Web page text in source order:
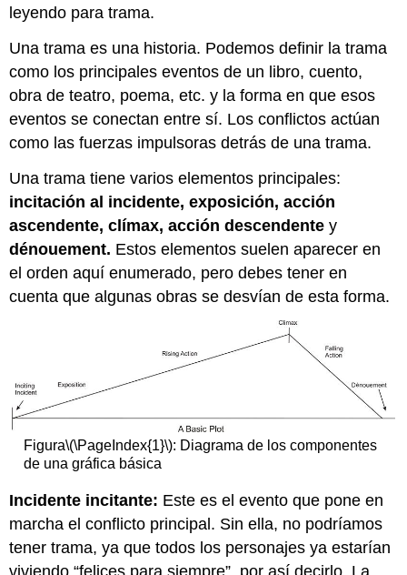
leyendo para trama.
Una trama es una historia. Podemos definir la trama
como los principales eventos de un libro, cuento,
obra de teatro, poema, etc. y la forma en que esos
eventos se conectan entre sí. Los conflictos actúan
como las fuerzas impulsoras detrás de una trama.
Una trama tiene varios elementos principales:
incitación al incidente, exposición, acción
ascendente, clímax, acción descendente y
dénouement. Estos elementos suelen aparecer en
el orden aquí enumerado, pero debes tener en
cuenta que algunas obras se desvían de esta forma.
Figura\(\PageIndex{1}\): Diagrama de los componentes
de una gráfica básica
Incidente incitante: Este es el evento que pone en
marcha el conflicto principal. Sin ella, no podríamos
tener trama, ya que todos los personajes ya estarían